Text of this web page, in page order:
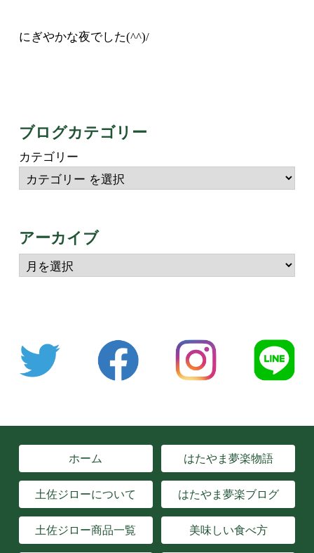
にぎやかな夜でした(^^)/
ブログカテゴリー
カテゴリー
アーカイブ
ホーム はたやま夢楽物語
土佐ジローについて はたやま夢楽ブログ
土佐ジロー商品一覧 美味しい食べ方